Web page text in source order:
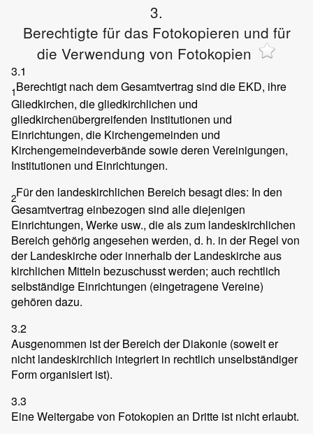
3.
Berechtigte für das Fotokopieren und für
die Verwendung von Fotokopien
3.1
1Berechtigt nach dem Gesamtvertrag sind die EKD, ihre
Gliedkirchen, die gliedkirchlichen und
gliedkirchenübergreifenden Institutionen und
Einrichtungen, die Kirchengemeinden und
Kirchengemeindeverbände sowie deren Vereinigungen,
Institutionen und Einrichtungen.
2Für den landeskirchlichen Bereich besagt dies: In den
Gesamtvertrag einbezogen sind alle diejenigen
Einrichtungen, Werke usw., die als zum landeskirchlichen
Bereich gehörig angesehen werden, d. h. in der Regel von
der Landeskirche oder innerhalb der Landeskirche aus
kirchlichen Mitteln bezuschusst werden; auch rechtlich
selbständige Einrichtungen (eingetragene Vereine)
gehören dazu.
3.2
Ausgenommen ist der Bereich der Diakonie (soweit er
nicht landeskirchlich integriert in rechtlich unselbständiger
Form organisiert ist).
3.3
Eine Weitergabe von Fotokopien an Dritte ist nicht erlaubt.